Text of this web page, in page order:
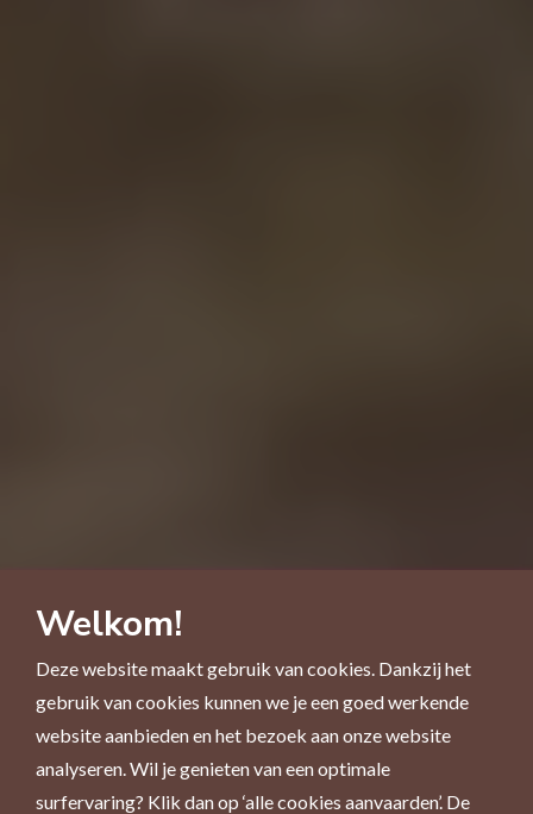
Welkom!
Deze website maakt gebruik van cookies. Dankzij het
gebruik van cookies kunnen we je een goed werkende
website aanbieden en het bezoek aan onze website
analyseren. Wil je genieten van een optimale
surfervaring? Klik dan op ‘alle cookies aanvaarden’. De